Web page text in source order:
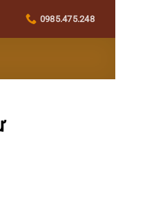
0985.475.248